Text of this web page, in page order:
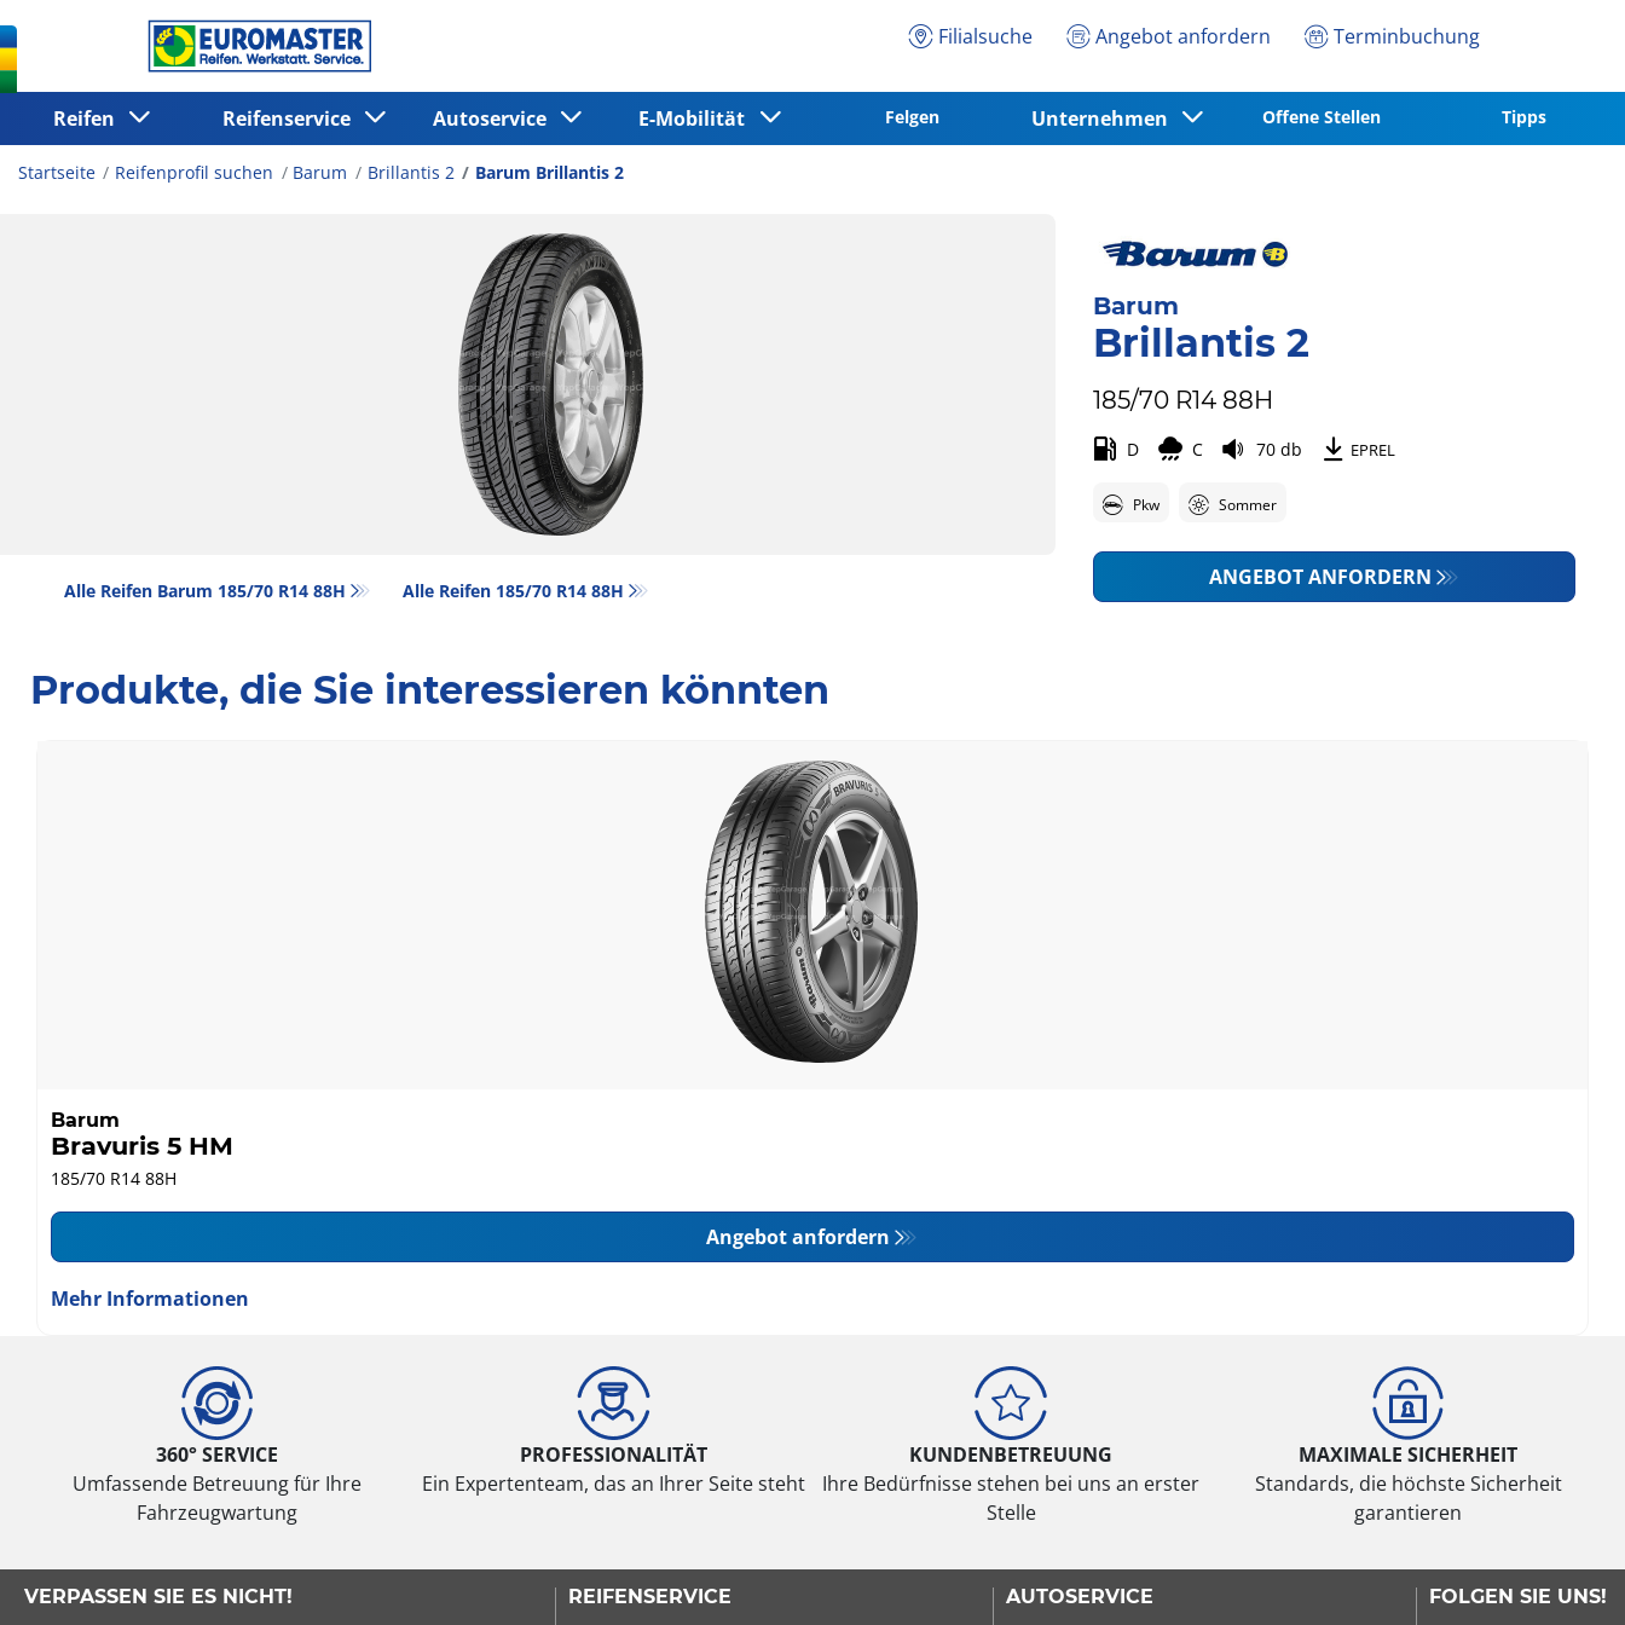
Filialsuche Angebot anfordern Terminbuchung
Reifen Reifenservice Autoservice E-Mobilität Felgen Unternehmen Offene Stellen Tipps
Startseite Reifenprofil suchen Barum Brillantis 2 Barum Brillantis 2
Alle Reifen Barum 185/70 R14 88H Alle Reifen‎ 185/70 R14 88H
Barum
Brillantis 2
185/70 R14 88H
D C 70 db EPREL
Pkw Sommer
ANGEBOT ANFORDERN
Produkte, die Sie interessieren könnten
Barum
Bravuris 5 HM
185/70 R14 88H
Angebot anfordern
Mehr Informationen
360° SERVICE
Umfassende Betreuung für Ihre
Fahrzeugwartung
PROFESSIONALITÄT
Ein Expertenteam, das an Ihrer Seite steht
KUNDENBETREUUNG
Ihre Bedürfnisse stehen bei uns an erster
Stelle
MAXIMALE SICHERHEIT
Standards, die höchste Sicherheit
garantieren
VERPASSEN SIE ES NICHT!
REIFENSERVICE
AUTOSERVICE
FOLGEN SIE UNS!